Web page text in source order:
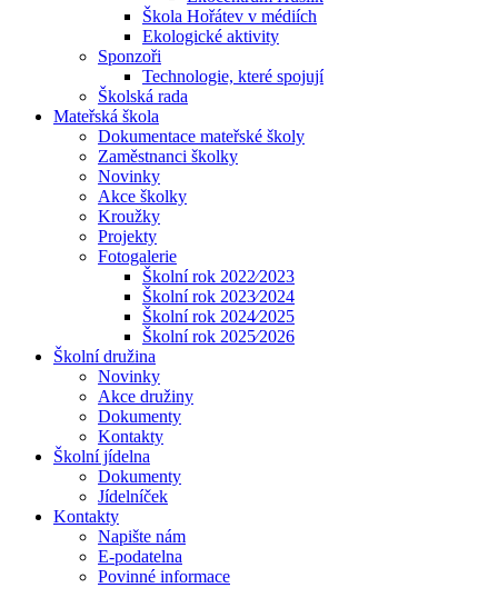
Škola Hořátev v médiích
Ekologické aktivity
Sponzoři
Technologie, které spojují
Školská rada
Mateřská škola
Dokumentace mateřské školy
Zaměstnanci školky
Novinky
Akce školky
Kroužky
Projekty
Fotogalerie
Školní rok 2022⁄2023
Školní rok 2023⁄2024
Školní rok 2024⁄2025
Školní rok 2025⁄2026
Školní družina
Novinky
Akce družiny
Dokumenty
Kontakty
Školní jídelna
Dokumenty
Jídelníček
Kontakty
Napište nám
E-podatelna
Povinné informace